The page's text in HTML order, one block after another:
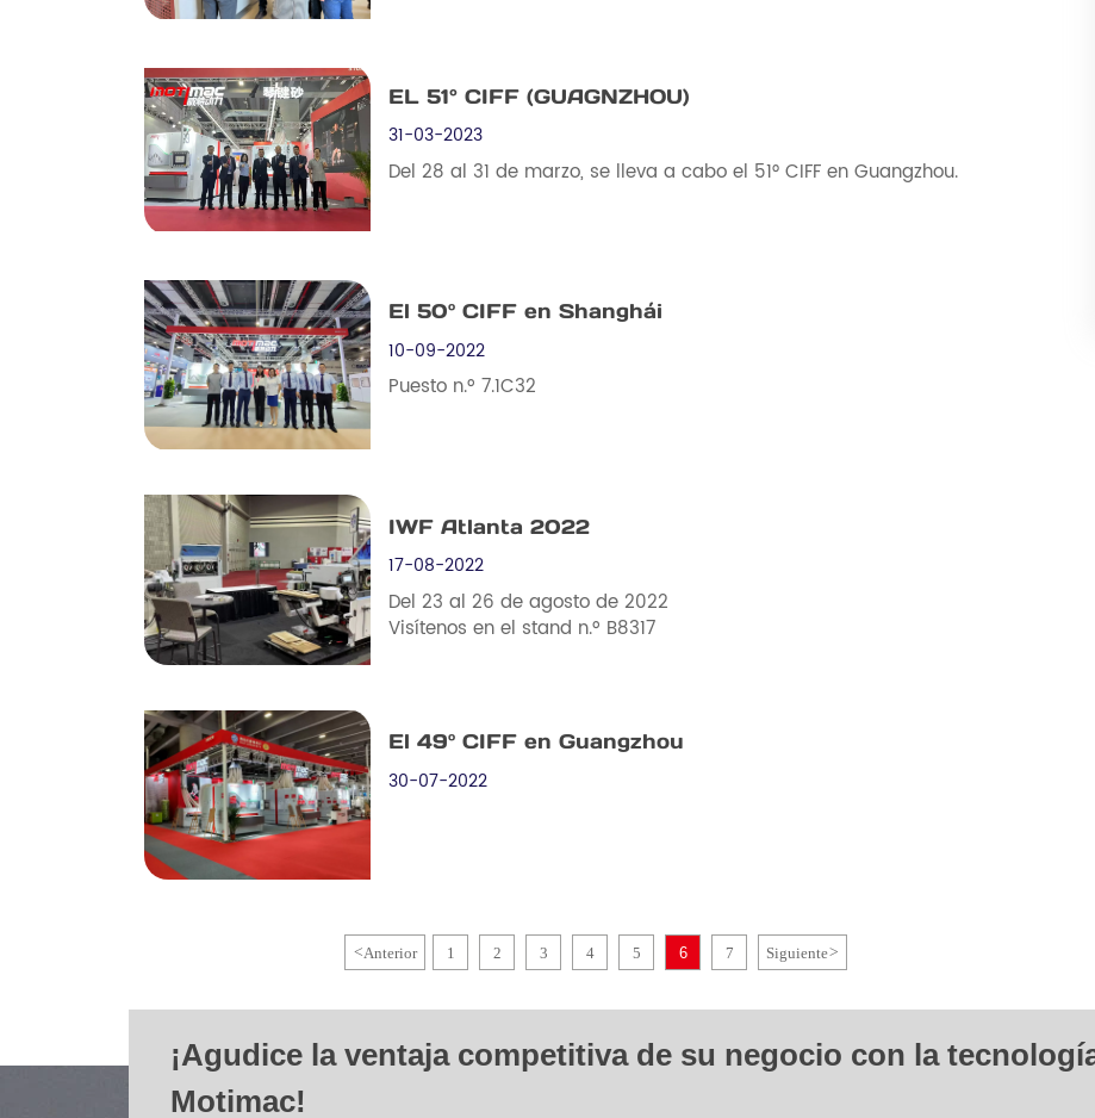
EL 51° CIFF (GUAGNZHOU)
31-03-2023
Del 28 al 31 de marzo, se lleva a cabo el 51° CIFF en Guangzhou.
El 50º CIFF en Shanghái
10-09-2022
Puesto n.º 7.1C32
IWF Atlanta 2022
17-08-2022
Del 23 al 26 de agosto de 2022
Visítenos en el stand n.º B8317
El 49º CIFF en Guangzhou
30-07-2022
<Anterior 1 2 3 4 5 6 7 Siguiente>
¡Agudice la ventaja competitiva de su negocio con la
Motimac!